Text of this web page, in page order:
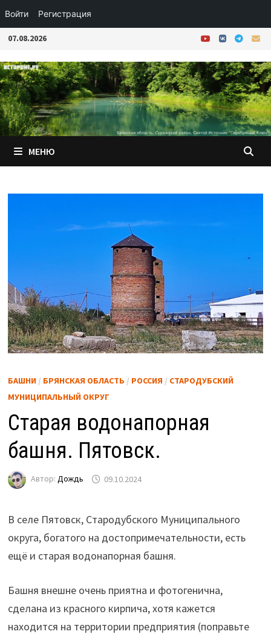
Войти Регистрация
Перейти
содержимому
07.08.2026
МЕНЮ
БАШНИ/ БРЯНСКАЯ ОБЛАСТЬ / РОССИЯ / СТАРОДУБСКИЙ
МУНИЦИПАЛЬНЫЙ ОКРУГ
Старая водонапорная
башня. Пятовск.
Автор: Дождь 09.10.2024
В селе Пятовск, Стародубского Муниципального
округа, богатого на достопримечательности, есть
ещё и старая водонапорная башня.
Башня внешне очень приятна и фотогенична,
сделана из красного кирпича, хотя кажется
находится на территории предприятия (поправьте